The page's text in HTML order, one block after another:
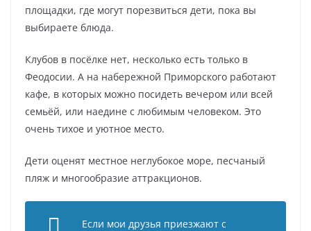
площадки, где могут порезвиться дети, пока вы
выбираете блюда.
Клубов в посёлке нет, несколько есть только в
Феодосии. А на набережной Приморского работают
кафе, в которых можно посидеть вечером или всей
семьёй, или наедине с любимым человеком. Это
очень тихое и уютное место.
Дети оценят местное неглубокое море, песчаный
пляж и многообразие аттракционов.
Если мои друзья приезжают с